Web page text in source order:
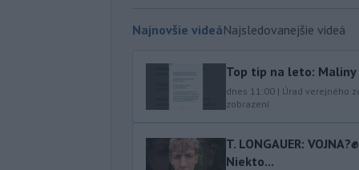
Najnovšie videáNajsledovanejšie videá
Top tip na leto:
dnes 11:00 | Úrad verejného
zobrazení
T. LONGAUER:
Niekto...